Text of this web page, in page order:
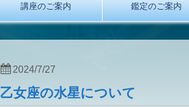
講座のご案内 鑑定のご案内
乙女座の水星について
2024/7/27